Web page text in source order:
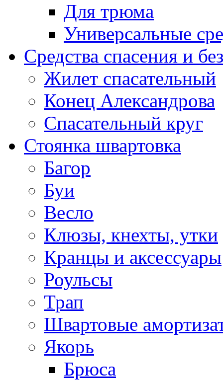
Для трюма
Универсальные
Средства спасения и
Жилет спасательный
Конец Александрова
Спасательный круг
Стоянка швартовка
Багор
Буи
Весло
Клюзы, кнехты, утки
Кранцы и аксессуары
Роульсы
Трап
Швартовые
Якорь
Брюса